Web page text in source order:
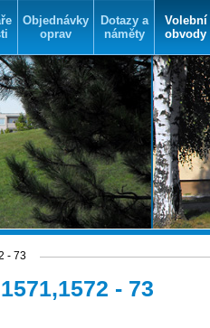
Objednávky
oprav
Dotazy a
náměty
Volební
obvody
- 73
- 73